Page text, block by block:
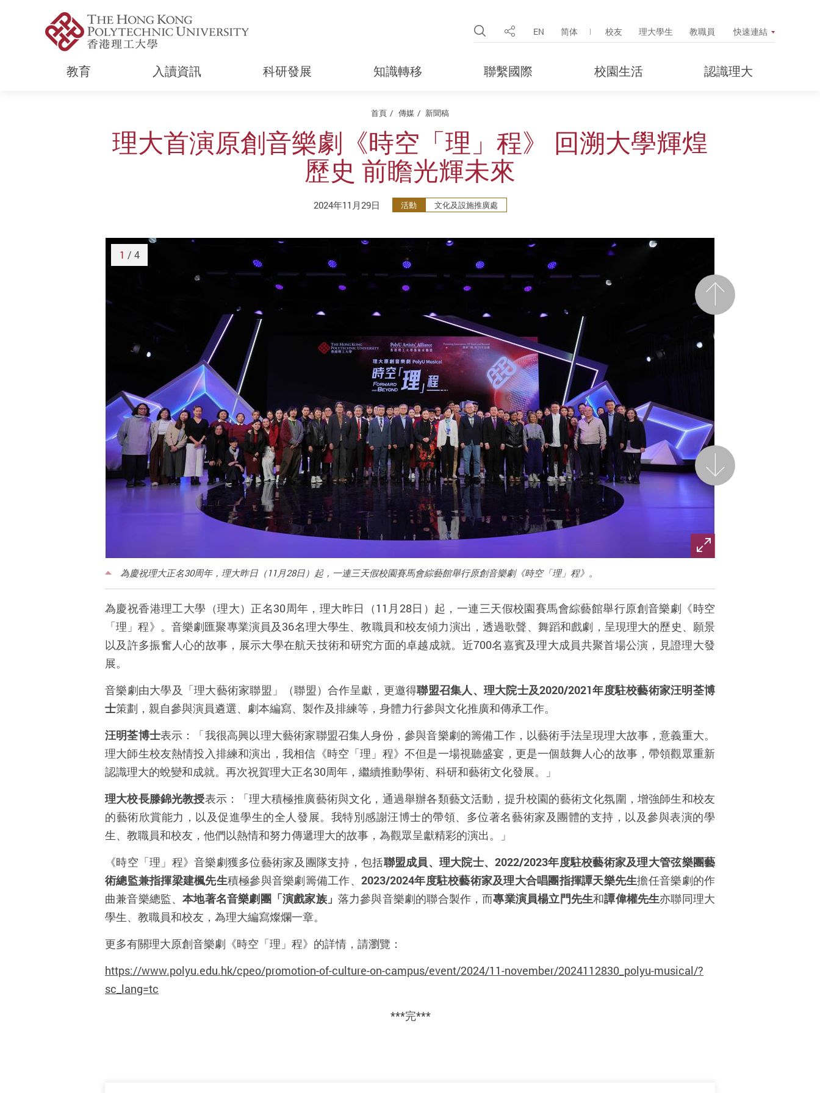
Open Site Search Popup
分享 EN 简体 校友 理大學生 教職員 快速連結
教育 入讀資訊 科研發展 知識轉移 聯繫國際 校園生活 認識理大
首頁 傳媒 新聞稿
理大首演原創音樂劇《時空「理」程》 回溯大學輝煌
歷史 前瞻光輝未來
2024年11月29日 活動 文化及設施推廣處
前一頁
為慶祝理大正名30周年，理大昨日（11月28日）起，一連三天假校園賽馬會綜藝館舉行原創音樂劇《時空「理」程》。
後一頁
1 / 4
為慶祝香港理工大學（理大）正名30周年，理大昨日（11 月 28日）起，一連三天假校園賽馬會綜藝館舉行原創音樂劇《時空
「理」程》。音樂劇匯聚專業演員及36名理大學生、教職員和校友傾力演出，透過歌聲、舞蹈和戲劇，呈現理大的歷史、願景
以及許多振奮人心的故事，展示大學在航天技術和研究方面的卓越成就。近700名嘉賓及理大成員共聚首場公演，見證理大發
展。
音樂劇由大學及「理大藝術家聯盟」（聯盟）合作呈獻，更邀得聯盟召集人、理大院士及2020/2021年度駐校藝術家汪明荃博
士策劃，親自參與演員遴選、劇本編寫、製作及排練等，身體力行參與文化推廣和傳承工作。
汪明荃博士表示：「我很高興以理大藝術家聯盟召集人身份，參與音樂劇的籌備工作，以藝術手法呈現理大故事，意義重大。
理大師生校友熱情投入排練和演出，我相信《時空「理」程》不但是一場視聽盛宴，更是一個鼓舞人心的故事，帶領觀眾重新
認識理大的蛻變和成就。再次祝賀理大正名30周年， 繼續推動學術、科研和藝術文化發展。
」
理大校長滕錦光教授表示：「理大積極推廣藝術與文化，通過舉辦各類藝文活動，提升校園的藝術文化氛圍，增強師生和校友
的藝術欣賞能力，以及促進學生的全人發展。我特別感謝汪博士的帶領、多位著名藝術家及團體的支持，以及參與表演的學
生、教職員和校友，他們以熱情和努力傳遞理大的故事，為觀眾呈獻精彩的演出。」
《時空「理」程》音樂劇獲多位藝術家及團隊支持，包括聯盟成員、理大院士、2022/2023年度駐校藝術家及理大管弦樂團藝
術總監兼指揮梁建楓先生積極參與音樂劇籌備工作、 2023/2024年度駐校藝術家及理大合唱團指揮譚天樂先生擔任音樂劇的作
曲兼音樂總監、本地著名音樂劇團「演戲家族」 落力參與音樂劇的聯合製作，而專業演員楊立門先生和譚偉權先生亦聯同理大
學生、教職員和校友，為理大編寫燦爛一章。
更多有關理大原創音樂劇《時空「理」程》的詳情，請瀏覽：
https://www.polyu.edu.hk/cpeo/promotion-of-culture-on-campus/event/2024/11-november/2024112830_polyu-musical/?
sc_lang=tc
***完***